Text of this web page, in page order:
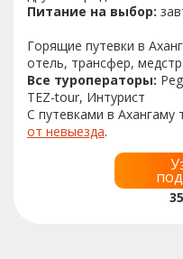
Питание на выбор:
Горящие путевки в
отель, трансфер,
Все туроператоры:
TEZ-tour, Интурист
С путевками в
от невыезда.